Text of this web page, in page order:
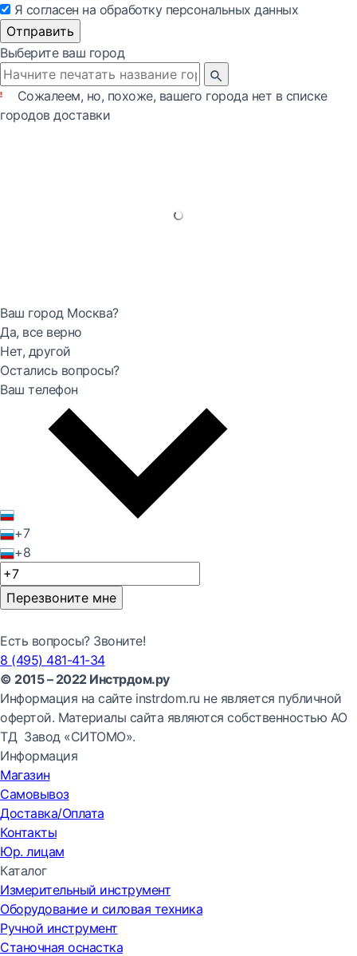
Я согласен на обработку персональных данных
Отправить
Выберите ваш город
Сожалеем, но, похоже, вашего города нет в списке
городов доставки
Ваш город Москва?
Да, все верно
Нет, другой
Остались вопросы?
Ваш телефон
+7
+8
Перезвоните мне
Есть вопросы? Звоните!
8 (495) 481-41-34
© 2015 – 2022 Инстрдом.ру
Информация на сайте instrdom.ru не является публичной
офертой. Материалы сайта являются собственностью АО
ТД Завод «СИТОМО».
Информация
Магазин
Самовывоз
Доставка/Оплата
Контакты
Юр. лицам
Каталог
Измерительный инструмент
Оборудование и силовая техника
Ручной инструмент
Станочная оснастка